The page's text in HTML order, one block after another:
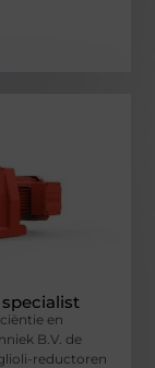
en
B.V. de
reductoren